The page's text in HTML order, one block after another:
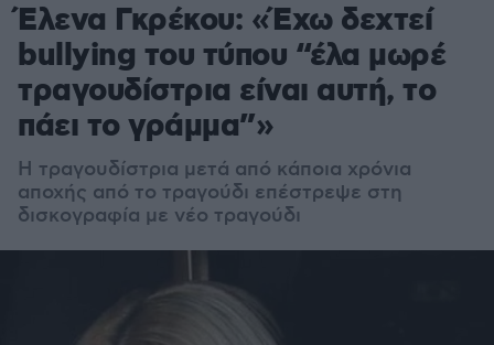
Έλενα Γκρέκου: «Έχω δεχτεί
bullying του τύπου “έλα μωρέ
τραγουδίστρια είναι αυτή, το
πάει το γράμμα”»
Η τραγουδίστρια μετά από κάποια χρόνια
αποχής από το τραγούδι επέστρεψε στη
δισκογραφία με νέο τραγούδι